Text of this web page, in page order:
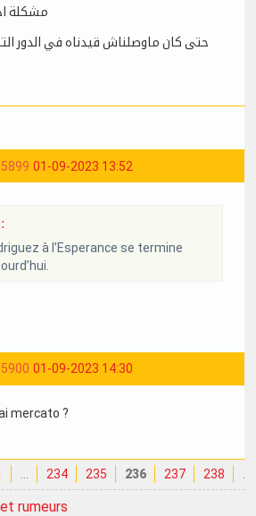
مشكلة
حتى كان ماوصلناش قيدناه في الدور
01-09-2023 13:52
à l’Esperance se termine
01-09-2023 14:30
mercato ?
234 235 236 237 238
rumeurs